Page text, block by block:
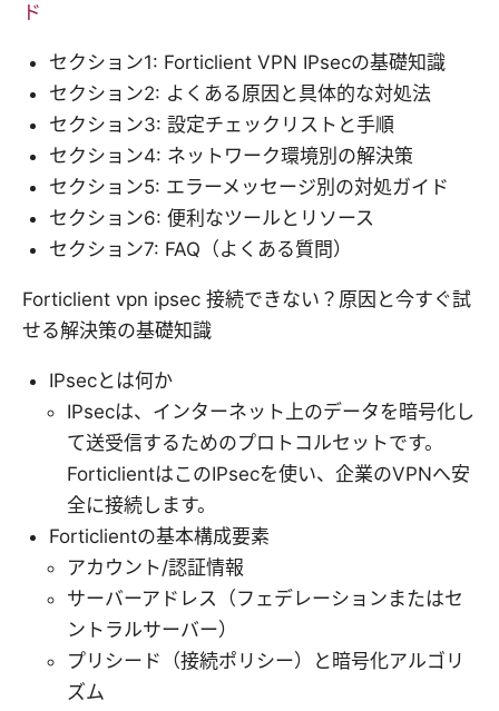
ド
セクション1: Forticlient VPN IPsecの基礎知識
セクション2: よくある原因と具体的な対処法
セクション3: 設定チェックリストと手順
セクション4: ネットワーク環境別の解決策
セクション5: エラーメッセージ別の対処ガイド
セクション6: 便利なツールとリソース
セクション7: FAQ（よくある質問）
Forticlient vpn ipsec 接続できない？原因と今すぐ試
せる解決策の基礎知識
IPsecとは何か
IPsecは、インターネット上のデータを暗号化し
て送受信するためのプロトコルセットです。
ForticlientはこのIPsecを使い、企業のVPNへ安
全に接続します。
Forticlientの基本構成要素
アカウント/認証情報
サーバーアドレス（フェデレーションまたはセ
ントラルサーバー）
プリシード（接続ポリシー）と暗号化アルゴリ
ズム